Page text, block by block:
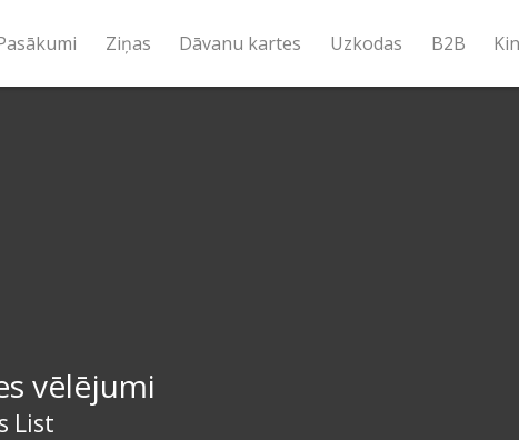
Ziņas Dāvanu kartes Uzkodas B2B
vēlējumi
List